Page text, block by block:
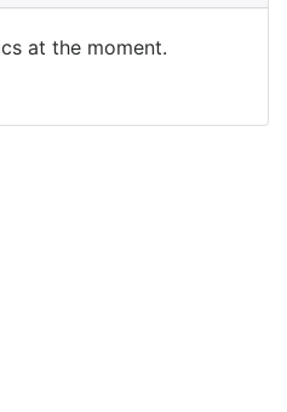
at the moment.